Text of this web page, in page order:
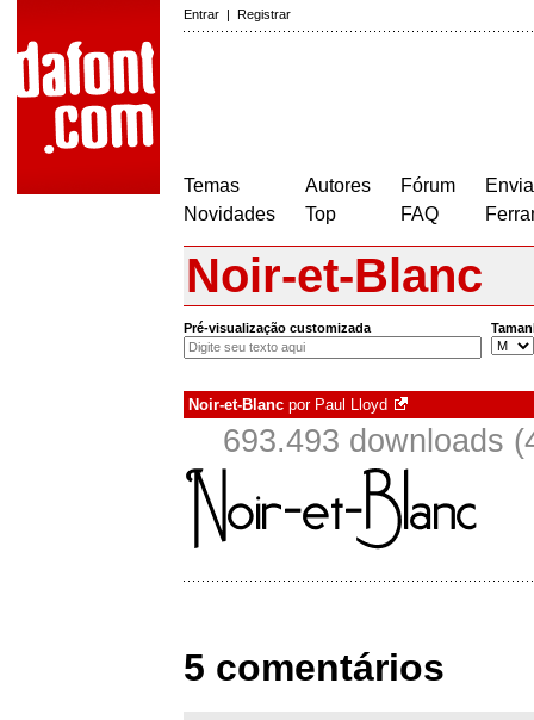
Entrar | Registrar
Temas
Novidades
Autores
Top
Fórum
FAQ
Noir-et-Blanc
Pré-visualização customizada
Noir-et-Blanc por Paul Lloyd
693.493 downloads
5 comentários